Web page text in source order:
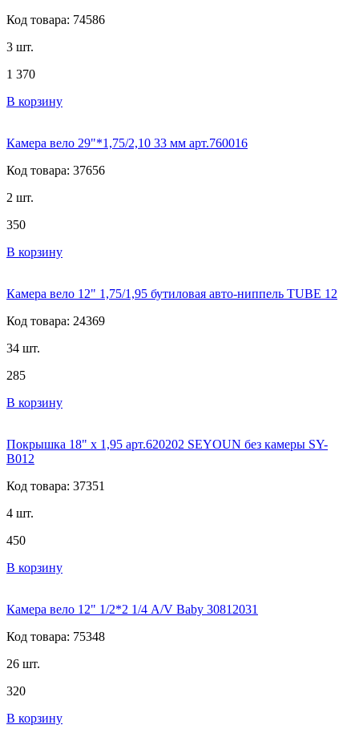
Код товара: 74586
3 шт.
1 370
В корзину
Камера вело 29"*1,75/2,10 33 мм арт.760016
Код товара: 37656
2 шт.
350
В корзину
Камера вело 12" 1,75/1,95 бутиловая авто-ниппель TUBE 12
Код товара: 24369
34 шт.
285
В корзину
Покрышка 18" x 1,95 арт.620202 SEYOUN без камеры SY-
B012
Код товара: 37351
4 шт.
450
В корзину
Камера вело 12" 1/2*2 1/4 A/V Baby 30812031
Код товара: 75348
26 шт.
320
В корзину